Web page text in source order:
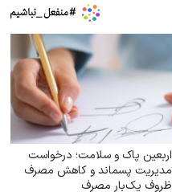
اربعین پاک و سلامت؛ درخواست
مدیریت پسماند و کاهش مصرف
ظروف یک‌بار مصرف